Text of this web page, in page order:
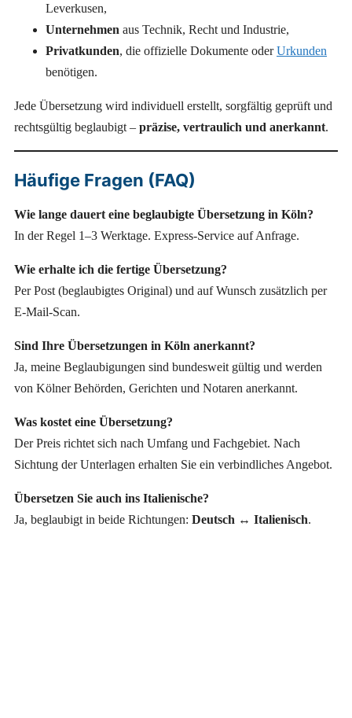
Leverkusen,
Unternehmen aus Technik, Recht und Industrie,
Privatkunden, die offizielle Dokumente oderUrkunden
benötigen.
Jede Übersetzung wird individuell erstellt, sorgfältig geprüft und
rechtsgültig beglaubigt – präzise, vertraulich und anerkannt.
Häufige Fragen (FAQ)
Wie lange dauert eine beglaubigte Übersetzung in Köln?
In der Regel 1–3 Werktage. Express-Service auf Anfrage.
Wie erhalte ich die fertige Übersetzung?
Per Post (beglaubigtes Original) und auf Wunsch zusätzlich per
E-Mail-Scan.
Sind Ihre Übersetzungen in Köln anerkannt?
Ja, meine Beglaubigungen sind bundesweit gültig und werden
von Kölner Behörden, Gerichten und Notaren anerkannt.
Was kostet eine Übersetzung?
Der Preis richtet sich nach Umfang und Fachgebiet. Nach
Sichtung der Unterlagen erhalten Sie ein verbindliches Angebot.
Übersetzen Sie auch ins Italienische?
Ja, beglaubigt in beide Richtungen: Deutsch ↔ Italienisch.